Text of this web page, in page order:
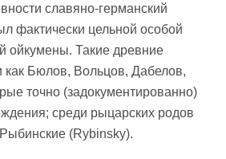
славяно-германский
фактически цельной особой
ойкумены. Такие древние
как Бюлов, Вольцов, Дабелов,
точно (задокументированно)
среди рыцарских родов
(Rybinsky).